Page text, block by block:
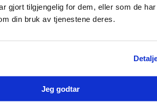
gjort tilgjengelig for dem, eller som de har
din bruk av tjenestene deres.
Jeg godtar
977
tobias@nobi.no